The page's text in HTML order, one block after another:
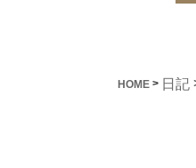
HOME > 日記